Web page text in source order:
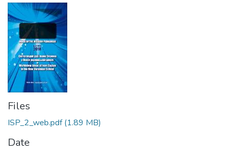
Files
ISP_2_web.pdf(1.89 MB)
Date